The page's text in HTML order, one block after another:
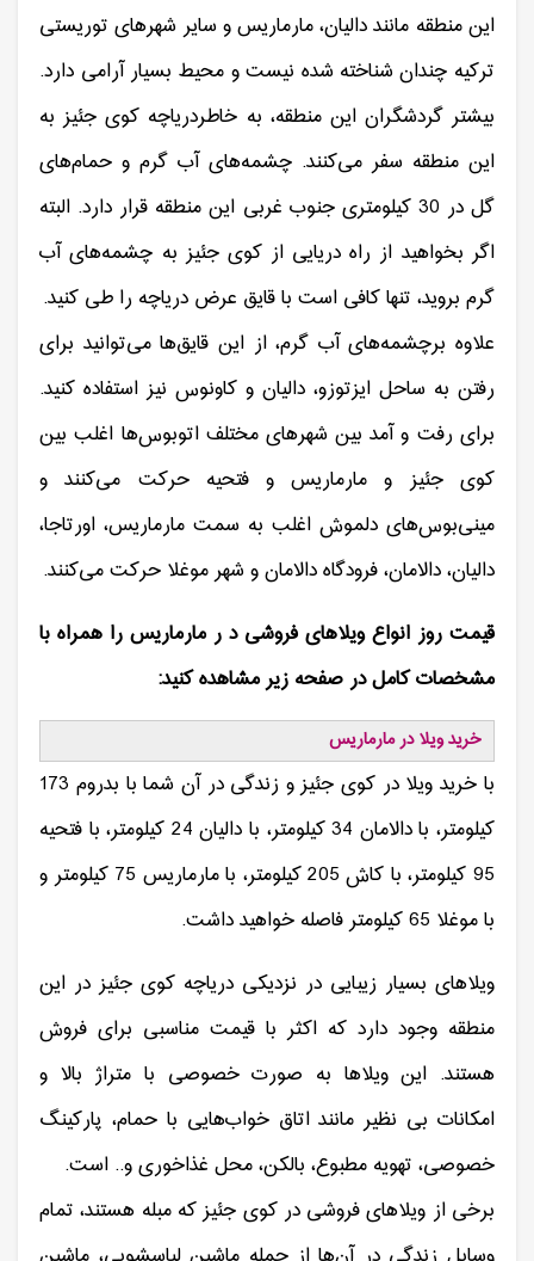
این منطقه مانند دالیان، مارماریس و سایر شهرهای توریستی
ترکیه چندان شناخته شده نیست و محیط بسیار آرامی دارد.
بیشتر گردشگران این منطقه، به خاطردریاچه کوی جئیز به
این منطقه سفر می‌کنند. چشمه‌های آب گرم و حمام‌های
گل در 30 کیلومتری جنوب غربی این منطقه قرار دارد. البته
اگر بخواهید از راه دریایی از کوی جئیز به چشمه‌های آب
گرم بروید، تنها کافی است با قایق عرض دریاچه را طی کنید.
علاوه برچشمه‌های آب گرم، از این قایق‌ها می‌توانید برای
رفتن به ساحل ایزتوزو، دالیان و کاونوس نیز استفاده کنید.
برای رفت و آمد بین شهرهای مختلف اتوبوس‌ها اغلب بین
کوی جئیز و مارماریس و فتحیه حرکت می‌کنند و
مینی‌بوس‌های دلموش اغلب به سمت مارماریس، اورتاجا،
دالیان، دالامان، فرودگاه دالامان و شهر موغلا حرکت می‌کنند.
قیمت روز انواع ویلاهای فروشی د ر مارماریس را همراه با
مشخصات کامل در صفحه زیر مشاهده کنید:
خرید ویلا در مارماریس
با خرید ویلا در کوی جئیز و زندگی در آن شما با بدروم 173
کیلومتر، با دالامان 34 کیلومتر، با دالیان 24 کیلومتر، با فتحیه
95 کیلومتر، با کاش 205 کیلومتر، با مارماریس 75 کیلومتر و
با موغلا 65 کیلومتر فاصله خواهید داشت.
ویلاهای بسیار زیبایی در نزدیکی دریاچه کوی جئیز در این
منطقه وجود دارد که اکثر با قیمت مناسبی برای فروش
هستند. این ویلاها به صورت خصوصی با متراژ بالا و
امکانات بی نظیر مانند اتاق خواب‌هایی با حمام، پارکینگ
خصوصی، تهویه مطبوع، بالکن، محل غذاخوری و.. است.
برخی از ویلاهای فروشی در کوی جئیز که مبله هستند، تمام